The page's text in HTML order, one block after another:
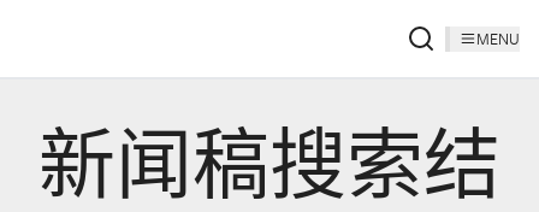
MENU
新闻稿搜索结